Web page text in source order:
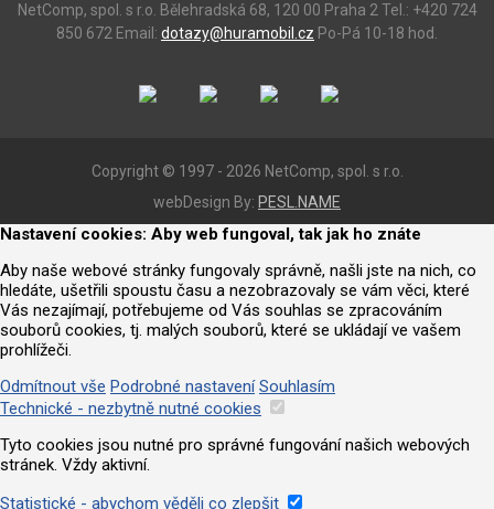
NetComp, spol. s r.o. Bělehradská 68, 120 00 Praha 2 Tel.: +420 724
850 672 Email: dotazy@huramobil.cz Po-Pá 10-18 hod.
Copyright © 1997 - 2026 NetComp, spol. s r.o.
webDesign By: PESL.NAME
Nastavení cookies: Aby web fungoval, tak jak ho znáte
Aby naše webové stránky fungovaly správně, našli jste na nich, co
hledáte, ušetřili spoustu času a nezobrazovaly se vám věci, které
Vás nezajímají, potřebujeme od Vás souhlas se zpracováním
souborů cookies, tj. malých souborů, které se ukládají ve vašem
prohlížeči.
Odmítnout vše Podrobné nastavení Souhlasím
Technické - nezbytně nutné cookies
Tyto cookies jsou nutné pro správné fungování našich webových
stránek. Vždy aktivní.
Statistické - abychom věděli co zlepšit